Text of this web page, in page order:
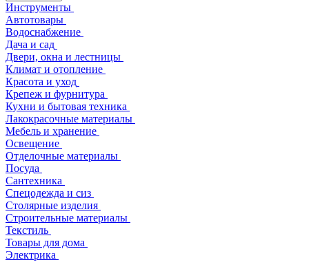
Инструменты
Автотовары
Водоснабжение
Дача и сад
Двери, окна и лестницы
Климат и отопление
Красота и уход
Крепеж и фурнитура
Кухни и бытовая техника
Лакокрасочные материалы
Мебель и хранение
Освещение
Отделочные материалы
Посуда
Сантехника
Спецодежда и сиз
Столярные изделия
Строительные материалы
Текстиль
Товары для дома
Электрика